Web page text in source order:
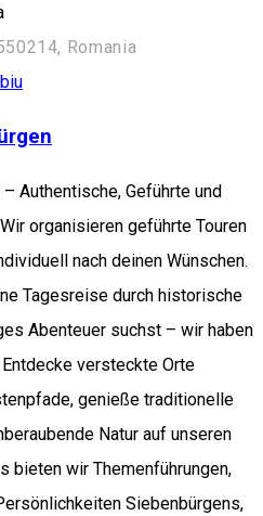
Romania
Authentische, Geführte und
organisieren geführte Touren
nach deinen Wünschen.
Tagesreise durch historische
Abenteuer suchst – wir haben
versteckte Orte
genieße traditionelle
Natur auf unseren
bieten wir Themenführungen,
Siebenbürgens,